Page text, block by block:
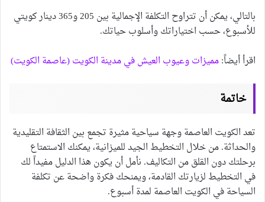
بالتالي، يمكن أن تتراوح التكلفة الإجمالية بين 205 و365 دينار كويتي
للأسبوع، حسب اختياراتك وأسلوب حياتك.
اقرأ أيضاً:مميزات وعيوب العيش في مدينة الكويت (عاصمة الكويت)
خاتمة
تعد الكويت العاصمة وجهة سياحية مثيرة تجمع بين الثقافة التقليدية
والحداثة. من خلال التخطيط الجيد للميزانية، يمكنك الاستمتاع
برحلتك دون القلق من التكاليف. نأمل أن يكون هذا الدليل مفيداً لك
في التخطيط لزيارتك القادمة، ويمنحك فكرة واضحة عن تكلفة
السياحة في الكويت العاصمة لمدة أسبوع.